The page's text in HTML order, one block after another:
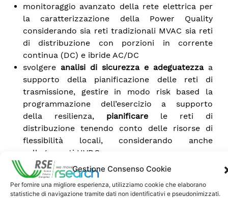
Gestione Consenso Cookie
Per fornire una migliore esperienza, utilizziamo cookie che elaborano
statistiche di navigazione tramite dati non identificativi e pseudonimizzati.
monitoraggio avanzato della rete elettrica per
la caratterizzazione della Power Quality
considerando sia reti tradizionali MVAC sia reti
di distribuzione con porzioni in corrente
continua (DC) e ibride AC/DC
svolgere analisi di sicurezza e adeguatezza a
supporto della pianificazione delle reti di
trasmissione, gestire in modo risk based la
programmazione dell’esercizio a supporto
della resilienza, pianificare le reti di
distribuzione tenendo conto delle risorse di
flessibilità locali, considerando anche
collegamenti HVDC.
Supporto alle istituzioni e all’attività normativa
nazionali e internazionali per garantire ricadute
applicative dei risultati